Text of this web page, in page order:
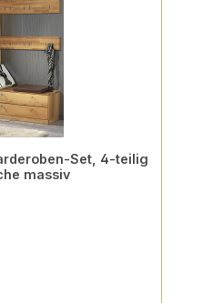
Set, 4-teilig
massiv